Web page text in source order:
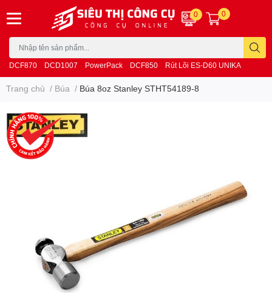
DCF870 DCD1007 PowerPack DCF850 Rút Lõi ES-D60 UNIKA
0 0
Trang chủ / Búa / Búa 8oz Stanley STHT54189-8